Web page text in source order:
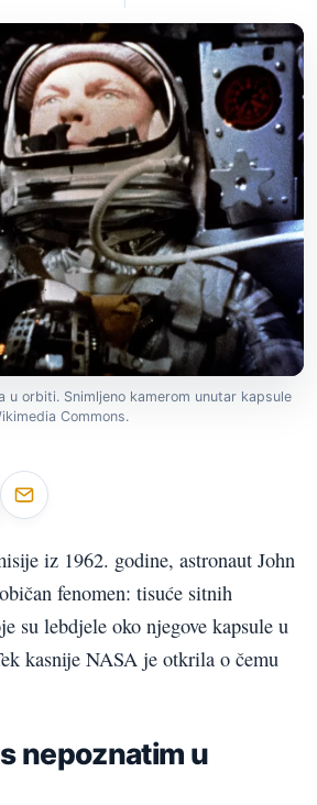
u orbiti. Snimljeno kamerom unutar kapsule
Commons.
iz 1962. godine, astronaut John
fenomen: tisuće sitnih
su lebdjele oko njegove kapsule u
kasnije NASA je otkrila o čemu
nepoznatim u